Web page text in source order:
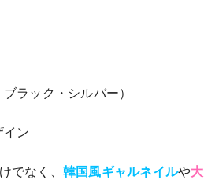
ラック・シルバー）
イン
でなく、 韓国風ギャルネイルや大